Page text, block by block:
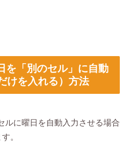
を「別のセル」に自動
けを入れる）方法
ルに曜日を自動入力させる場合
。